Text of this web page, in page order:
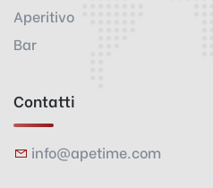
Aperitivo
Bar
Contatti
info@apetime.com